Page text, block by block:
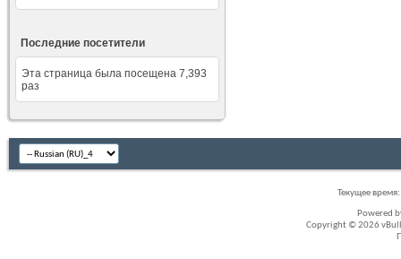
Последние посетители
Эта страница была посещена 7,393
раз
Текущее время:
Powered
Copyright © 2026